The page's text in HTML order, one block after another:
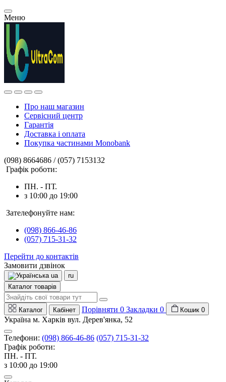
Меню
Про наш магазин
Сервісний центр
Гарантія
Доставка і оплата
Покупка частинами Monobank
(098) 8664686 / (057) 7153132
Графік роботи:
ПН. - ПТ.
з 10:00 до 19:00
Зателефонуйте нам:
(098) 866-46-86
(057) 715-31-32
Перейти до контактів
Замовити дзвінок
ua
ru
Каталог товарів
Каталог Кабінет Порівняти 0 Закладки 0 Кошик 0
Україна м. Харків вул. Дерев'янка, 52
Телефони: (098) 866-46-86 (057) 715-31-32
Графік роботи:
ПН. - ПТ.
з 10:00 до 19:00